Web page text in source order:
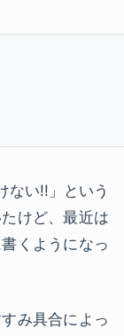
ない!!」という
けど、最近は
くようになっ
み具合によっ